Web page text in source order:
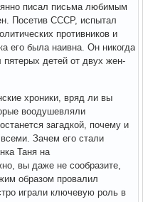
писал письма любимым
Посетив СССР, испытал
противников и
его была наивна. Он никогда
детей от двух жен-
хроники, вряд ли вы
воодушевляли
загадкой, почему и
Зачем его стали
Таня на
вы даже не сообразите,
образом провалил
играли ключевую роль в